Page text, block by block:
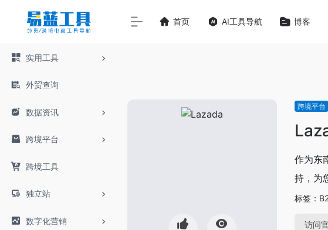
实用工具
外贸查询
数据资讯
跨境平台
跨境工具
独立站
数字化营销
首页 AI工具导航 博客
跨境平台
作为东
持，为
标签：
访问